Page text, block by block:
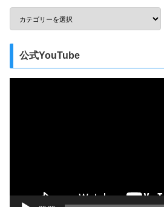
公式YouTube